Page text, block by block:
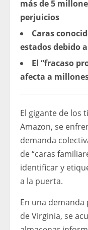
más de 5
perjuicios
Caras
estados debido
El “fracaso
afecta a
El gigante de los
Amazon, se
demanda
de “caras
identificar y
a la puerta.
En una
de Virginia, se